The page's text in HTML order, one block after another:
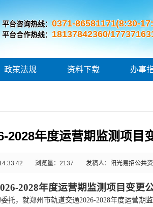
平台咨询热线：0371-86581171(8:30-
平台合作热线： 18137842360/
政策法规 资料下载 办事
2028年度运营期监测项目
浏览量： 2137 发稿人：阳光易招公共
2028年度运营期监测项目 变更
委托，就郑州市轨道交通2026-2028年度运营期